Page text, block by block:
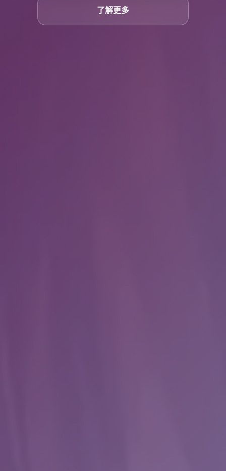
了解更多